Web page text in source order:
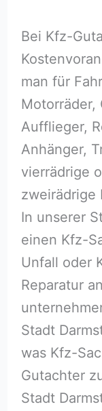
Bei Kfz-
man für
Motorräder,
Aufflieger,
Anhänger,
vierrädrige
zweirädrige
In unserer
einen Kfz-
Unfall oder
Reparatur
Stadt
was Kfz-
Gutachter
Stadt